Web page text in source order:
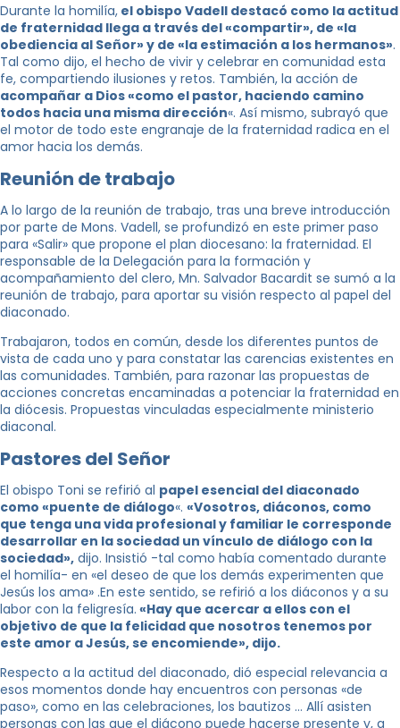
Durante la homilía, el obispo Vadell destacó como la actitud
de fraternidad llega a través del «compartir», de «la
obediencia al Señor» y de «la estimación a los hermanos».
Tal como dijo, el hecho de vivir y celebrar en comunidad esta
fe, compartiendo ilusiones y retos. También, la acción de
acompañar a Dios «como el pastor, haciendo camino
todos hacia una misma dirección«. Así mismo, subrayó que
el motor de todo este engranaje de la fraternidad radica en el
amor hacia los demás.
Reunión de trabajo
A lo largo de la reunión de trabajo, tras una breve introducción
por parte de Mons. Vadell, se profundizó en este primer paso
para «Salir» que propone el plan diocesano: la fraternidad. El
responsable de la Delegación para la formación y
acompañamiento del clero, Mn. Salvador Bacardit se sumó a la
reunión de trabajo, para aportar su visión respecto al papel del
diaconado.
Trabajaron, todos en común, desde los diferentes puntos de
vista de cada uno y para constatar las carencias existentes en
las comunidades. También, para razonar las propuestas de
acciones concretas encaminadas a potenciar la fraternidad en
la diócesis. Propuestas vinculadas especialmente ministerio
diaconal.
Pastores del Señor
El obispo Toni se refirió al papel esencial del diaconado
como «puente de diálogo«. «Vosotros, diáconos, como
que tenga una vida profesional y familiar le corresponde
desarrollar en la sociedad un vínculo de diálogo con la
sociedad», dijo. Insistió -tal como había comentado durante
el homilía- en «el deseo de que los demás experimenten que
Jesús los ama» .En este sentido, se refirió a los diáconos y a su
labor con la feligresía. «Hay que acercar a ellos con el
objetivo de que la felicidad que nosotros tenemos por
este amor a Jesús, se encomiende», dijo.
Respecto a la actitud del diaconado, dió especial relevancia a
esos momentos donde hay encuentros con personas «de
paso», como en las celebraciones, los bautizos … Allí asisten
personas con las que el diácono puede hacerse presente y, a